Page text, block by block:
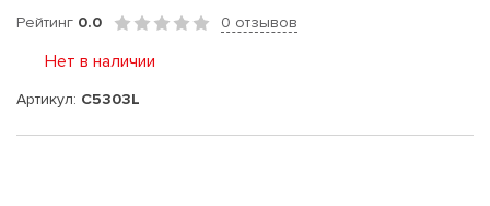
Рейтинг 0.0 0 отзывов
Нет в наличии
Артикул: C5303L